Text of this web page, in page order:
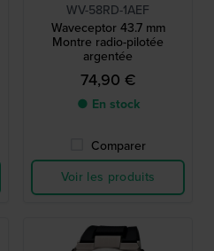
WV-58RD-1AEF
Waveceptor 43.7 mm
Montre radio-pilotée
argentée
74,90 €
● En stock
Comparer
Voir les produits